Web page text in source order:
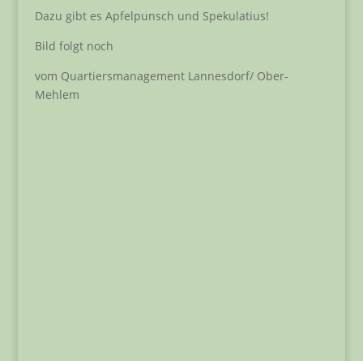
Dazu gibt es Apfelpunsch und Spekulatius!
Bild folgt noch
vom Quartiersmanagement Lannesdorf/ Ober-
Mehlem